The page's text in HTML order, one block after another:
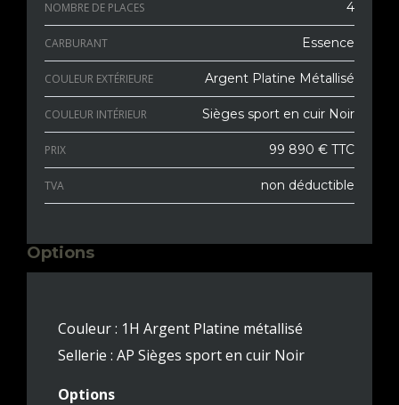
NOMBRE DE PLACES 4
CARBURANT Essence
COULEUR EXTÉRIEURE Argent Platine Métallisé
COULEUR INTÉRIEUR Sièges sport en cuir Noir
PRIX 99 890 € TTC
TVA non déductible
Options
Couleur : 1H Argent Platine métallisé
Sellerie : AP Sièges sport en cuir Noir
Options